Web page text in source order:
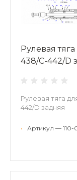
Рулевая
438/C-442/D
Рулевая тяга
442/D задняя
• Артикул — 110-